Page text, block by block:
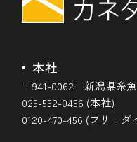
本社
〒941-0062 新潟県糸
025-552-0456 (本社)
0120-470-456 (フリーダ